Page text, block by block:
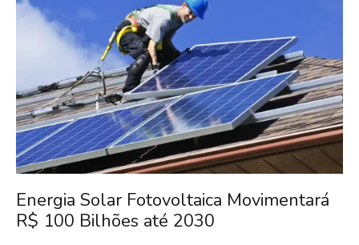
Energia Solar Fotovoltaica Movimentará
R$ 100 Bilhões até 2030